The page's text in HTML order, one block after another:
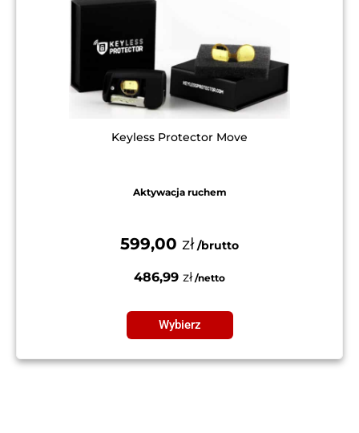
Keyless Protector Move
Aktywacja ruchem
599,00 zł
486,99 zł
Wybierz